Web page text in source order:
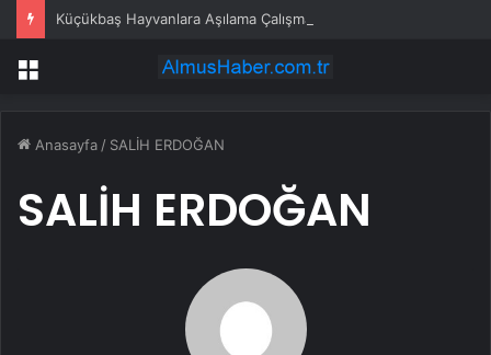
Küçükbaş Hayvanlara Aşılama Çalışması
Menü
Anasayfa / SALİH ERDOĞAN
SALİH ERDOĞAN